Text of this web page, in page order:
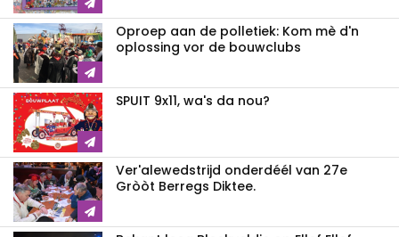
Oproep aan de polletiek: Kom mè d'n
oplossing vor de bouwclubs
SPUIT 9x11, wa's da nou?
Ver'alewedstrijd onderdéél van 27e
Gròòt Berregs Diktee.